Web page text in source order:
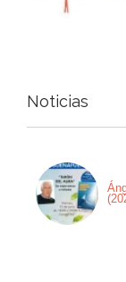
Noticias